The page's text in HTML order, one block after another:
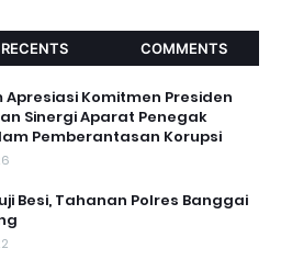
RECENTS COMMENTS
Apresiasi Komitmen Presiden
Sinergi Aparat Penegak
Pemberantasan Korupsi
Besi, Tahanan Polres Banggai